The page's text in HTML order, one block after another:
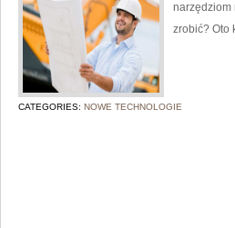
narzędziom
zrobić? Oto
CATEGORIES: NOWE TECHNOLOGIE